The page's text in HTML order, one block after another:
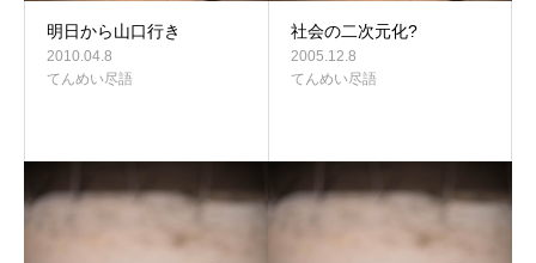
明日から山口行き
2010.04.8
てんめい尽語
社会の二次元化?
2005.12.8
てんめい尽語